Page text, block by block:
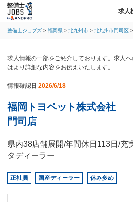
求人
整備士ジョブズ 福岡県 北九州市 北九州市門司区
求人情報の一部をご紹介しております。求人
はより詳細な内容をお伝えいたします。
情報確認日 2026/6/18
福岡トヨペット株式会社
門司店
県内38店舗展開/年間休日113日/充
タディーラー
正社員 国産ディーラー 休み多め